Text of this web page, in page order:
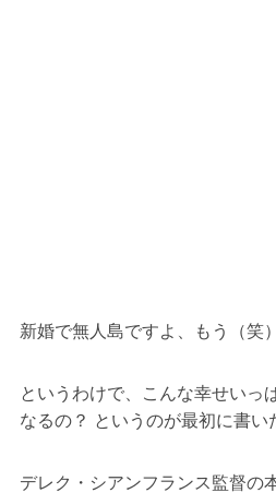
新婚で無人島ですよ、もう（笑
というわけで、こんな幸せいっ
なるの？ というのが最初に書い
デレク・シアンフランス監督の